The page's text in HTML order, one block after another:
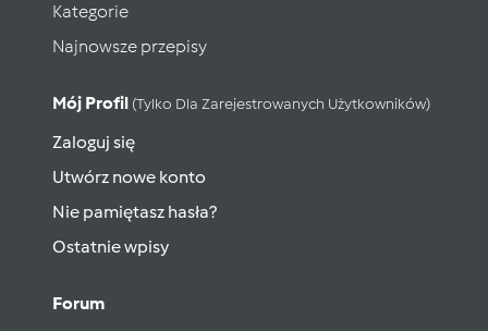
Kategorie
Najnowsze przepisy
Mój Profil (tylko Dla Zarejestrowanych Użytkowników)
Zaloguj się
Utwórz nowe konto
Nie pamiętasz hasła?
Ostatnie wpisy
Forum